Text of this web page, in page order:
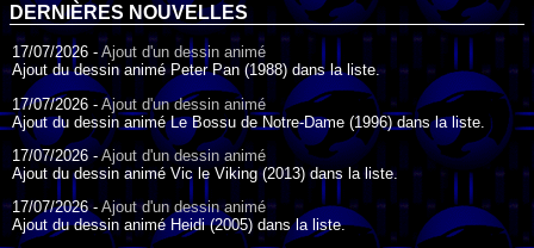
DERNIÈRES NOUVELLES
17/07/2026 - Ajout d'un dessin animé
Ajout du dessin animé Peter Pan (1988) dans la liste.
17/07/2026 - Ajout d'un dessin animé
Ajout du dessin animé Le Bossu de Notre-Dame (1996) dans la liste.
17/07/2026 -Ajout d'un dessin animé
Ajout du dessin animé Vic le Viking (2013) dans la liste.
17/07/2026 -Ajout d'un dessin animé
Ajout du dessin animé Heidi (2005) dans la liste.